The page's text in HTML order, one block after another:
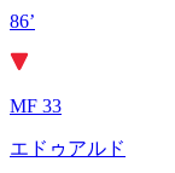
86’
MF 33
エドゥアルド